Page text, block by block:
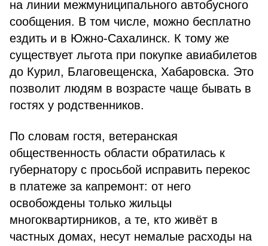
на линии межмуниципального автобусного
сообщения. В том числе, можно бесплатно
ездить и в Южно-Сахалинск. К тому же
существует льгота при покупке авиабилетов
до Курил, Благовещенска, Хабаровска. Это
позволит людям в возрасте чаще бывать в
гостях у родственников.
По словам гостя, ветеранская
общественность области обратилась к
губернатору с просьбой исправить перекос
в платеже за капремонт: от него
освобождены только жильцы
многоквартирников, а те, кто живёт в
частных домах, несут немалые расходы на